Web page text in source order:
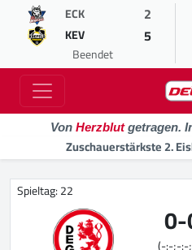
ECK 2
KEV 5
Beendet
Von Herzblutgetragen.
Zuschauerstärkste 2.
Spieltag: 22
0-